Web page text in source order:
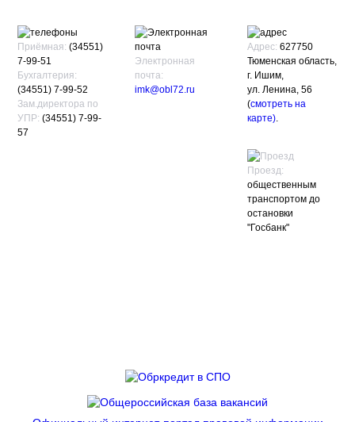
Приёмная: (34551)
7-99-51
Бухгалтерия:
(34551) 7-99-52
Зам.директора по
УПР: (34551) 7-99-
57
Электронная
почта:
imk@obl72.ru
Адрес:627750
Тюменская область,
г. Ишим,
ул. Ленина, 56
(смотреть на
карте).
Проезд:
общественным
транспортом до
остановки
"Госбанк"